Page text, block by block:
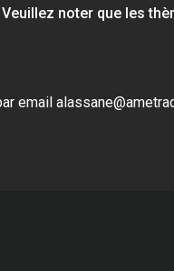
noter que les
email alassane